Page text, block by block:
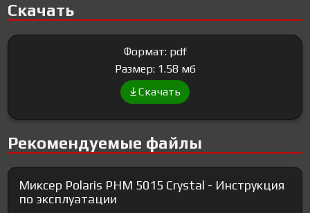
Скачать
Формат: pdf
Размер: 1.58 мб
Скачать
Рекомендуемые файлы
Миксер Polaris PHM 5015 Crystal - Инструкция
по эксплуатации